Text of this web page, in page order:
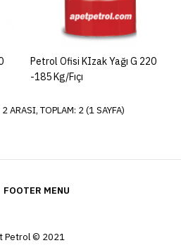
ADD TO WISHLIST
Petrol Ofisi KIzak Yağı G
220 -185 Kg/Fıçı
ADD TO WISHLIST
Petrol Ofisi KIzak Yağı G 220
-185 Kg/Fıçı
ARASI, TOPLAM: 2 (1 SAYFA)
FOOTER MENU
Petrol © 2021